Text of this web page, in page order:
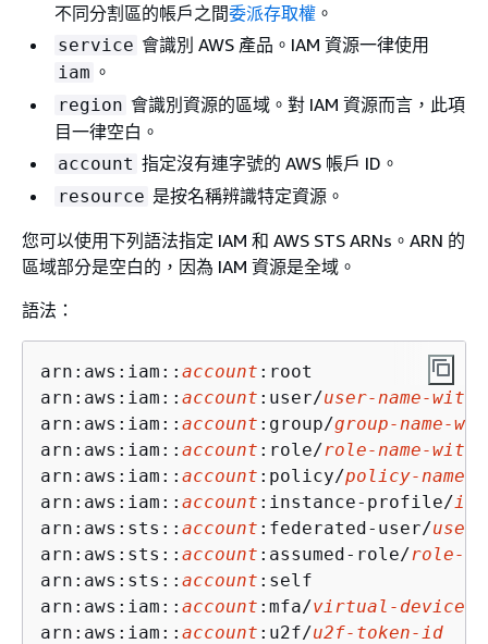
不同分割區的帳戶之間委派存取權 。
service 會識別 AWS 產品。IAM 資源一律使用
iam 。
region 會識別資源的區域。對 IAM 資源而言，此項
目一律空白。
account 指定沒有連字號的 AWS 帳戶 ID。
resource 是按名稱辨識特定資源。
您可以使用下列語法指定 IAM 和 AWS STS ARNs。ARN 的
區域部分是空白的，因為 IAM 資源是全域。
語法：
arn:aws:iam:: account :root
arn:aws:iam:: account :user/user-name-
arn:aws:iam:: account :group/group-name-
arn:aws:iam:: account :role/role-name-
arn:aws:iam:: account :policy/policy-name-
arn:aws:iam:: account :instance-profile/
arn:aws:sts:: account :federated-user/user-
arn:aws:sts:: account :assumed-role/role-
arn:aws:sts:: account :self
arn:aws:iam:: account :mfa/virtual-device-
arn:aws:iam:: account :u2f/u2f-token-id